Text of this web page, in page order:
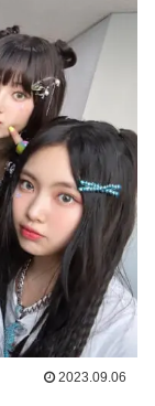
2023.09.06